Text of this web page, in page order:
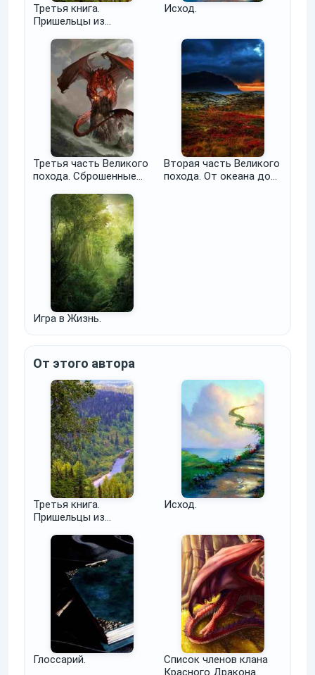
Третья книга.
Пришельцы из
известно когда.
Первая часть. Аврал и
размах
Исход.
Третья часть Великого
похода. Сброшенные
долги.
Вторая часть Великого
похода. От океана до
Игра в Жизнь.
От этого автора
Третья книга.
Пришельцы из
известно когда.
Первая часть. Аврал и
Исход.
Глоссарий.
Список членов клана
Красного Дракона.